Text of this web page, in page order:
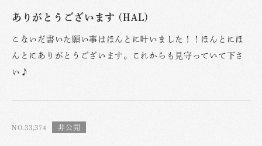
ありがとうございます (HAL)
こないだ書いた願い事はほんとに叶いました！！ほんとにほ
んとにありがとうございます。これからも見守っていて下さ
い♪
NO.33,374